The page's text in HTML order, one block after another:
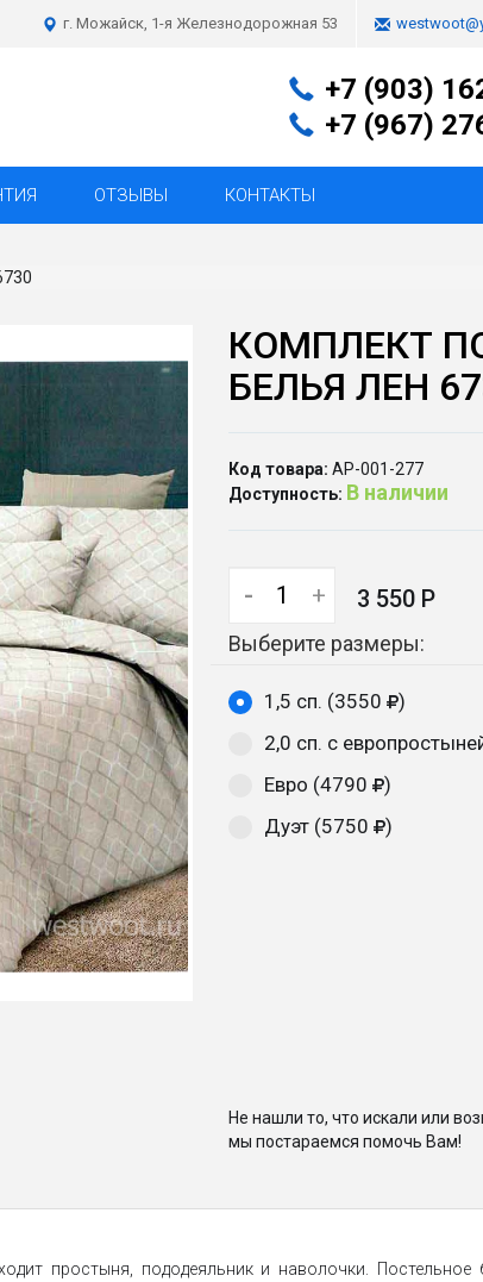
г. Можайск, 1-я Железнодорожная 53
+7 (903)
+7 (967)
ОТЗЫВЫ КОНТАКТЫ
КОМПЛЕКТ
БЕЛЬЯ ЛЕН
Код товара: АР-001-277
Доступность: В наличии
- + 3 550 Р
Выберите размеры:
1,5 сп. (3550
)
2,0 сп. с
Евро (4790
)
Дуэт (5750
)
Не нашли то, что искали или
мы постараемся помочь Вам!
простыня, пододеяльник и наволочки. Постельное